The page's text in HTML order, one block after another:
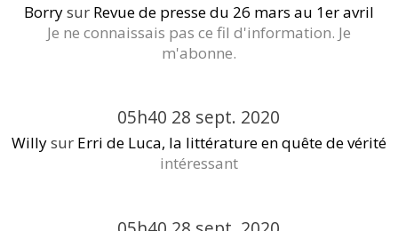
Borrysur Revue de presse du 26 mars au 1er avril
Je ne connaissais pas ce fil d'information. Je
m'abonne.
05h40 28 sept. 2020
Willysur Erri de Luca, la littérature en quête de vérité
intéressant